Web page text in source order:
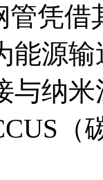
管凭
能源
与纳
（